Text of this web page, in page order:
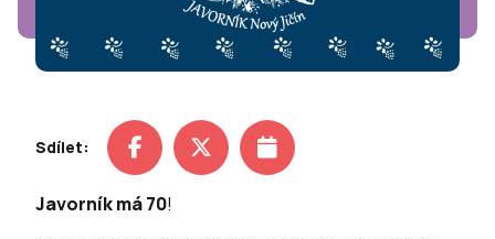
Sdílet:
Javorník má 70!